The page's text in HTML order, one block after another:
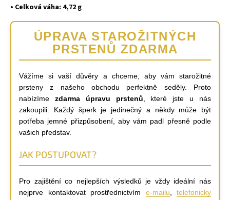
• Celková váha: 4,72 g
ÚPRAVA STAROŽITNÝCH
PRSTENŮ ZDARMA
Vážíme si vaší důvěry a chceme, aby vám starožitné
prsteny z našeho obchodu perfektně seděly. Proto
nabízíme zdarma úpravu prstenů, které jste u nás
zakoupili. Každý šperk je jedinečný a někdy může být
potřeba jemné přizpůsobení, aby vám padl přesně podle
vašich představ.
JAK POSTUPOVAT?
Pro zajištění co nejlepších výsledků je vždy ideální nás
nejprve kontaktovat prostřednictvím e-mailu, telefonicky